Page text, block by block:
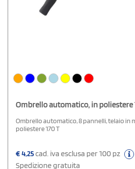
Ombrello automatico, in poliestere
Ombrello automatico, 8 pannelli, telaio in
poliestere 170 T
€4,25cad. iva esclusa per 100 pz
Spedizione gratuita